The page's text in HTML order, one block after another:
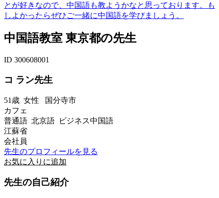
とが好きなので、中国語も教ようかなと思っております。も
しよかったらぜひご一緒に中国語を学びましょう。
中国語教室 東京都の先生
ID 300608001
コ ラン先生
51歳 女性 国分寺市
カフェ
普通語 北京語 ビジネス中国語
江蘇省
会社員
先生のプロフィールを見る
お気に入りに追加
先生の自己紹介